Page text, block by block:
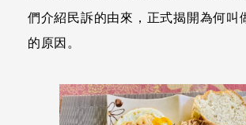
們介紹民訴的由來，正式揭開為何叫
的原因。